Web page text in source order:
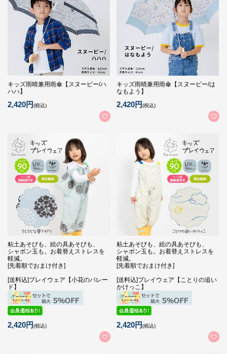
キッズ雨晴兼用雨傘【スヌーピー/ハ
ハハ】
2,420円(税込)
キッズ雨晴兼用雨傘【スヌーピー/は
なもよう】
2,420円(税込)
粘土あそびも、絵の具あそびも、
シャボン玉も。お着替えストレスを
軽減。
[先着順でおまけ付き]
[送料込]プレイウェア【小花のパレー
ド】
2,420円(税込)
粘土あそびも、絵の具あそびも、
シャボン玉も。お着替えストレスを
軽減。
[先着順でおまけ付き]
[送料込]プレイウェア【ことりの追い
かけっこ】
2,420円(税込)